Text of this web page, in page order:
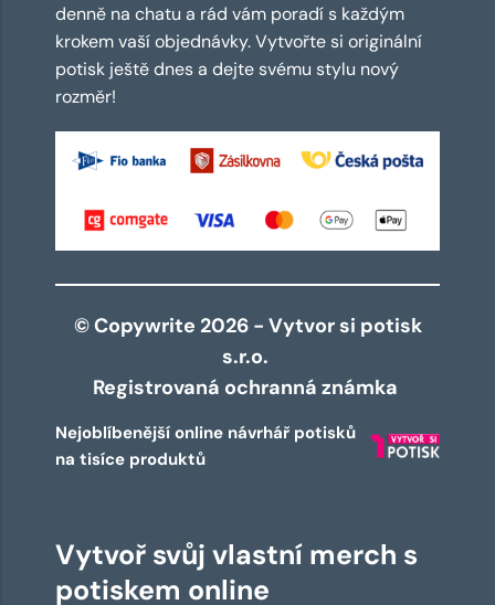
denně na chatu a rád vám poradí s každým
krokem vaší objednávky. Vytvořte si originální
potisk ještě dnes a dejte svému stylu nový
rozměr!
© Copywrite 2026 - Vytvor si potisk
s.r.o.
Registrovaná ochranná známka
Nejoblíbenější online návrhář potisků
na tisíce produktů
Vytvoř svůj vlastní merch s
potiskem online